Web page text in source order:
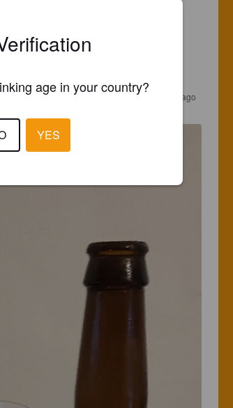
2 years ago
age in your country?
YES